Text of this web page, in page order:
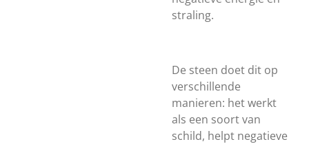
straling.
De steen doet dit op
verschillende
manieren: het werkt
als een soort van
schild, helpt negatieve